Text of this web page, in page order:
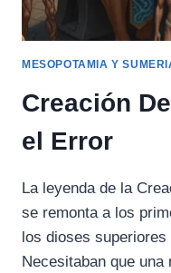
MESOPOTAMIA Y
Creación
el Error
La leyenda de la
se remonta a los
los dioses
Necesitaban que